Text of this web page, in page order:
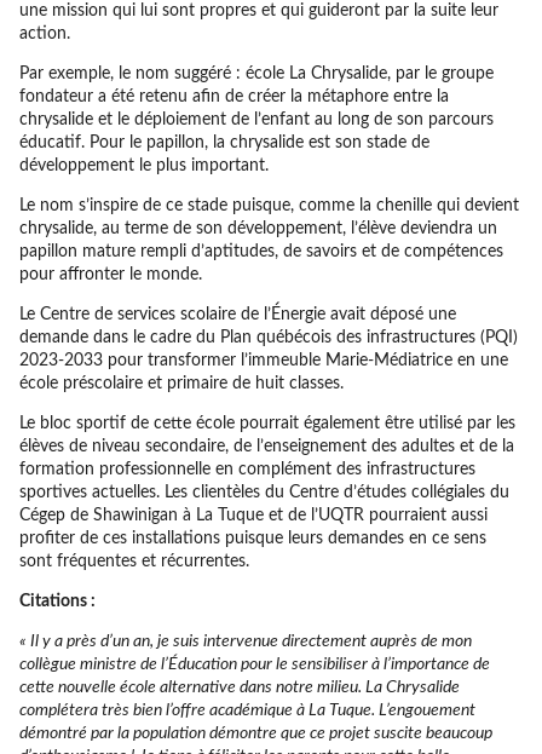
une mission qui lui sont propres et qui guideront par la suite leur
action.
Par exemple, le nom suggéré : école La Chrysalide, par le groupe
fondateur a été retenu afin de créer la métaphore entre la
chrysalide et le déploiement de l’enfant au long de son parcours
éducatif. Pour le papillon, la chrysalide est son stade de
développement le plus important.
Le nom s’inspire de ce stade puisque, comme la chenille qui devient
chrysalide, au terme de son développement, l’élève deviendra un
papillon mature rempli d’aptitudes, de savoirs et de compétences
pour affronter le monde.
Le Centre de services scolaire de l’Énergie avait déposé une
demande dans le cadre du Plan québécois des infrastructures (PQI)
2023-2033 pour transformer l’immeuble Marie-Médiatrice en une
école préscolaire et primaire de huit classes.
Le bloc sportif de cette école pourrait également être utilisé par les
élèves de niveau secondaire, de l’enseignement des adultes et de la
formation professionnelle en complément des infrastructures
sportives actuelles. Les clientèles du Centre d’études collégiales du
Cégep de Shawinigan à La Tuque et de l’UQTR pourraient aussi
profiter de ces installations puisque leurs demandes en ce sens
sont fréquentes et récurrentes.
Citations :
« Il y a près d’un an, je suis intervenue directement auprès de mon
collègue ministre de l’Éducation pour le sensibiliser à l’importance de
cette nouvelle école alternative dans notre milieu. La Chrysalide
complétera très bien l’offre académique à La Tuque. L’engouement
démontré par la population démontre que ce projet suscite beaucoup